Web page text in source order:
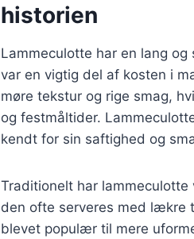
historien
Lammeculotte har en lang
var en vigtig del af kosten i
møre tekstur og rige smag,
og festmåltider.
kendt for sin saftighed og
Traditionelt har
den ofte serveres med lækre
blevet populær til mere